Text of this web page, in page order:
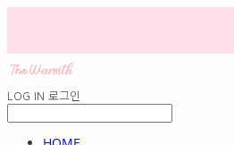
LOG IN 로그인